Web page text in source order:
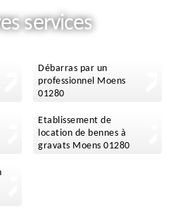
services
Débarras par un
professionnel Moens
01280
Etablissement de
location de bennes à
gravats Moens 01280